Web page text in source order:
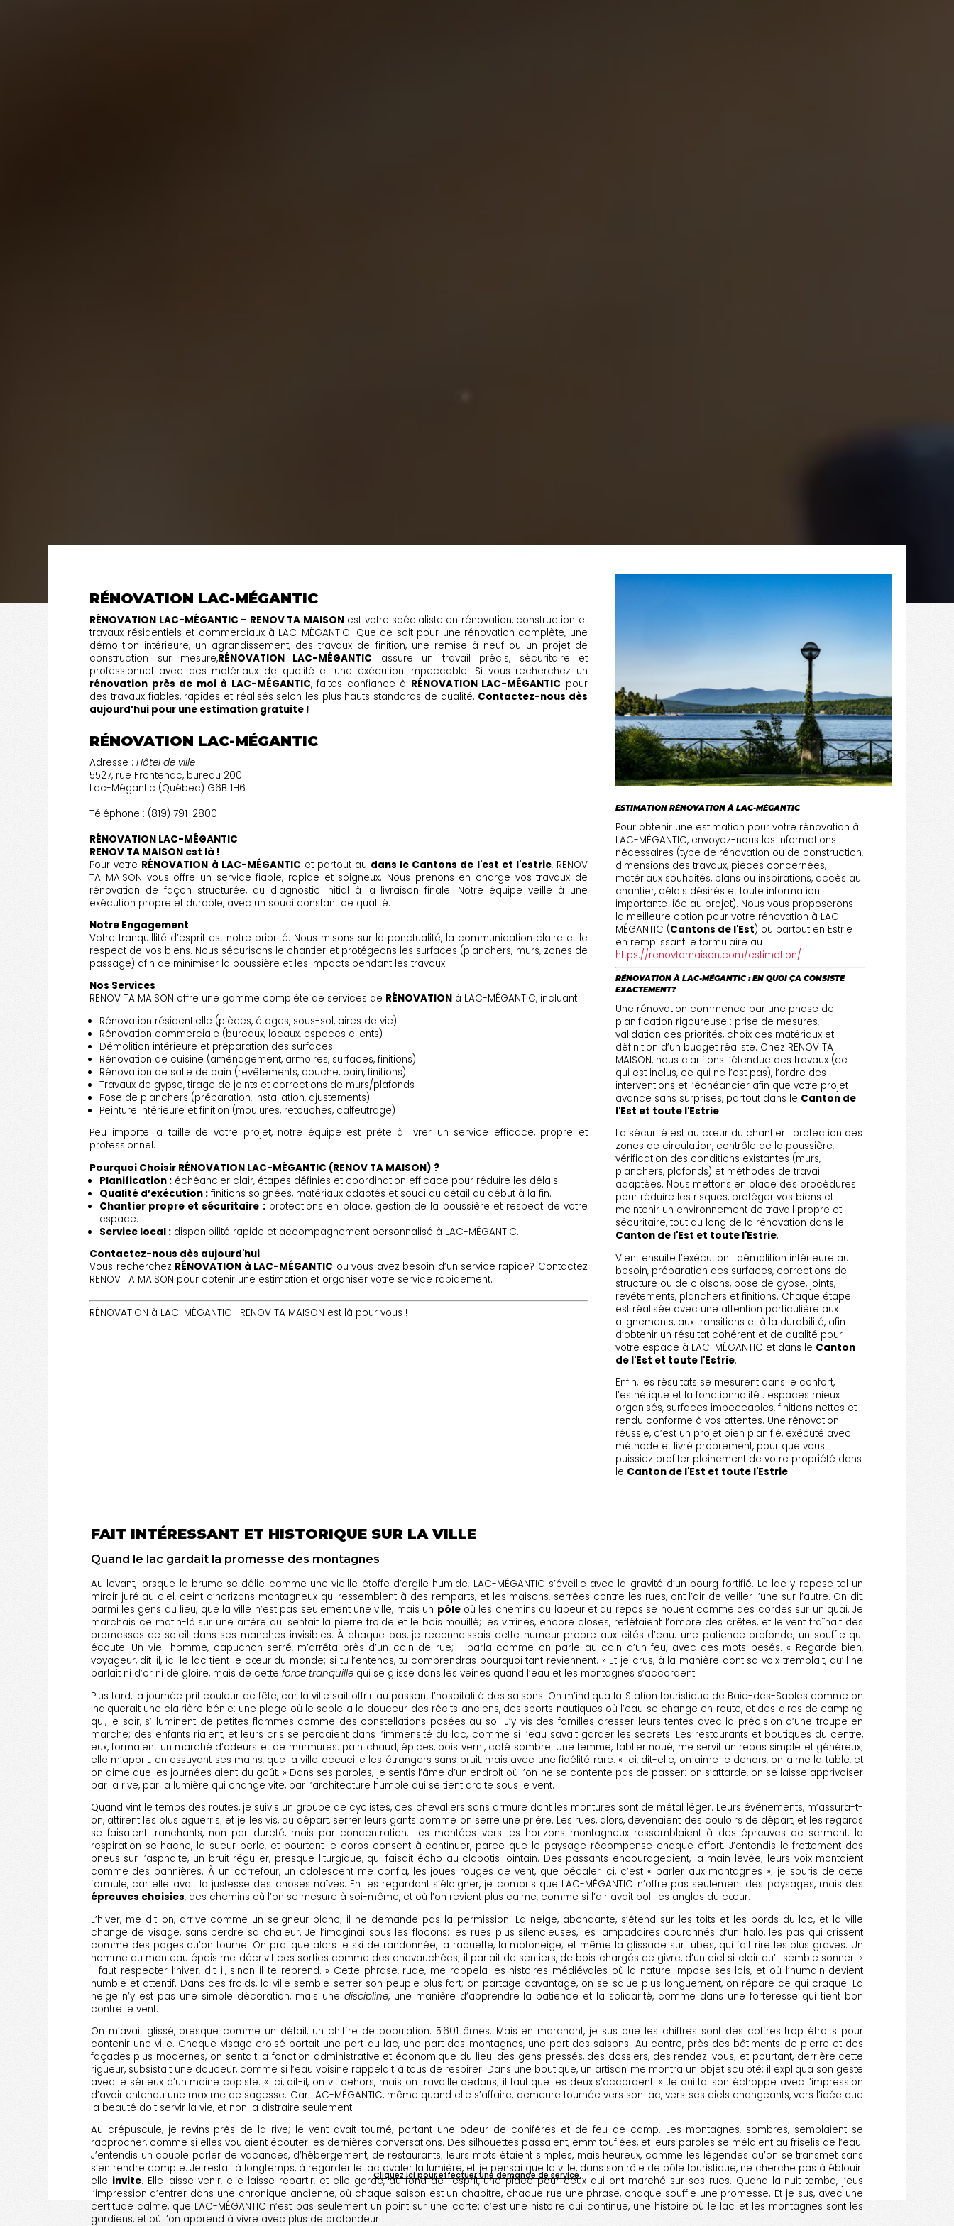
RÉNOVATION LAC-MÉGANTIC
RÉNOVATION LAC-MÉGANTIC – RENOV TA MAISONest votre spécialiste en rénovation, construction et
travaux résidentiels et commerciaux à LAC-MÉGANTIC. Que ce soit pour une rénovation complète, une
démolition intérieure, un agrandissement, des travaux de finition, une remise à neuf ou un projet de
construction sur mesure,RÉNOVATION LAC-MÉGANTIC assure un travail précis, sécuritaire et
professionnel avec des matériaux de qualité et une exécution impeccable. Si vous recherchez un
rénovation près de moi à LAC-MÉGANTIC, faites confiance à RÉNOVATION LAC-MÉGANTIC pour
des travaux fiables, rapides et réalisés selon les plus hauts standards de qualité. Contactez-nous dès
aujourd’hui pour une estimation gratuite !
RÉNOVATION LAC-MÉGANTIC
Adresse :Hôtel de ville
5527, rue Frontenac, bureau 200
Lac-Mégantic (Québec) G6B 1H6
Téléphone : (819) 791-2800
RÉNOVATION LAC-MÉGANTIC
RENOV TA MAISON est là !
Pour votre RÉNOVATION à LAC-MÉGANTIC et partout au dans le Cantons de l'est et l'estrie, RENOV
TA MAISON vous offre un service fiable, rapide et soigneux. Nous prenons en charge vos travaux de
rénovation de façon structurée, du diagnostic initial à la livraison finale. Notre équipe veille à une
exécution propre et durable, avec un souci constant de qualité.
Notre Engagement
Votre tranquillité d’esprit est notre priorité. Nous misons sur la ponctualité, la communication claire et le
respect de vos biens. Nous sécurisons le chantier et protégeons les surfaces (planchers, murs, zones de
passage) afin de minimiser la poussière et les impacts pendant les travaux.
Nos Services
RENOV TA MAISON offre une gamme complète de services de RÉNOVATION à LAC-MÉGANTIC, incluant :
Rénovation résidentielle (pièces, étages, sous-sol, aires de vie)
Rénovation commerciale (bureaux, locaux, espaces clients)
Démolition intérieure et préparation des surfaces
Rénovation de cuisine (aménagement, armoires, surfaces, finitions)
Rénovation de salle de bain (revêtements, douche, bain, finitions)
Travaux de gypse, tirage de joints et corrections de murs/plafonds
Pose de planchers (préparation, installation, ajustements)
Peinture intérieure et finition (moulures, retouches, calfeutrage)
Peu importe la taille de votre projet, notre équipe est prête à livrer un service efficace, propre et
professionnel.
Pourquoi Choisir RÉNOVATION LAC-MÉGANTIC (RENOV TA MAISON) ?
Planification :échéancier clair, étapes définies et coordination efficace pour réduire les délais.
Qualité d’exécution :finitions soignées, matériaux adaptés et souci du détail du début à la fin.
Chantier propre et sécuritaire :protections en place, gestion de la poussière et respect de votre
espace.
Service local :disponibilité rapide et accompagnement personnalisé à LAC-MÉGANTIC.
Contactez-nous dès aujourd'hui
Vous recherchez RÉNOVATION à LAC-MÉGANTIC ou vous avez besoin d’un service rapide? Contactez
RENOV TA MAISON pour obtenir une estimation et organiser votre service rapidement.
RÉNOVATION à LAC-MÉGANTIC : RENOV TA MAISON est là pour vous !
ESTIMATION RÉNOVATION À LAC-MÉGANTIC
Pour obtenir une estimation pour votre rénovation à
LAC-MÉGANTIC, envoyez-nous les informations
nécessaires (type de rénovation ou de construction,
dimensions des travaux, pièces concernées,
matériaux souhaités, plans ou inspirations, accès au
chantier, délais désirés et toute information
importante liée au projet). Nous vous proposerons
la meilleure option pour votre rénovation à LAC-
MÉGANTIC (Cantons de l'Est) ou partout en Estrie
en remplissant le formulaire au
https://renovtamaison.com/estimation/
RÉNOVATION À LAC-MÉGANTIC : EN QUOI ÇA CONSISTE
EXACTEMENT?
Une rénovation commence par une phase de
planification rigoureuse : prise de mesures,
validation des priorités, choix des matériaux et
définition d’un budget réaliste. Chez RENOV TA
MAISON, nous clarifions l’étendue des travaux (ce
qui est inclus, ce qui ne l’est pas), l’ordre des
interventions et l’échéancier afin que votre projet
avance sans surprises, partout dans le Canton de
l'Est et toute l'Estrie.
La sécurité est au cœur du chantier : protection des
zones de circulation, contrôle de la poussière,
vérification des conditions existantes (murs,
planchers, plafonds) et méthodes de travail
adaptées. Nous mettons en place des procédures
pour réduire les risques, protéger vos biens et
maintenir un environnement de travail propre et
sécuritaire, tout au long de la rénovation dans le
Canton de l'Est et toute l'Estrie.
Vient ensuite l’exécution : démolition intérieure au
besoin, préparation des surfaces, corrections de
structure ou de cloisons, pose de gypse, joints,
revêtements, planchers et finitions. Chaque étape
est réalisée avec une attention particulière aux
alignements, aux transitions et à la durabilité, afin
d’obtenir un résultat cohérent et de qualité pour
votre espace à LAC-MÉGANTIC et dans le Canton
de l'Est et toute l'Estrie.
Enfin, les résultats se mesurent dans le confort,
l’esthétique et la fonctionnalité : espaces mieux
organisés, surfaces impeccables, finitions nettes et
rendu conforme à vos attentes. Une rénovation
réussie, c’est un projet bien planifié, exécuté avec
méthode et livré proprement, pour que vous
puissiez profiter pleinement de votre propriété dans
le Canton de l'Est et toute l'Estrie.
FAIT INTÉRESSANT ET HISTORIQUE SUR LA VILLE
Quand le lac gardait la promesse des montagnes
Au levant, lorsque la brume se délie comme une vieille étoffe d’argile humide, LAC-MÉGANTIC s’éveille avec la gravité d’un bourg fortifié. Le lac y repose tel un
miroir juré au ciel, ceint d’horizons montagneux qui ressemblent à des remparts, et les maisons, serrées contre les rues, ont l’air de veiller l’une sur l’autre. On dit,
parmi les gens du lieu, que la ville n’est pas seulement une ville, mais un pôleoù les chemins du labeur et du repos se nouent comme des cordes sur un quai. Je
marchais ce matin-là sur une artère qui sentait la pierre froide et le bois mouillé; les vitrines, encore closes, reflétaient l’ombre des crêtes, et le vent traînait des
promesses de soleil dans ses manches invisibles. À chaque pas, je reconnaissais cette humeur propre aux cités d’eau: une patience profonde, un souffle qui
écoute. Un vieil homme, capuchon serré, m’arrêta près d’un coin de rue; il parla comme on parle au coin d’un feu, avec des mots pesés. « Regarde bien,
voyageur, dit-il, ici le lac tient le cœur du monde; si tu l’entends, tu comprendras pourquoi tant reviennent. » Et je crus, à la manière dont sa voix tremblait, qu’il ne
parlait ni d’or ni de gloire, mais de cette force tranquillequi se glisse dans les veines quand l’eau et les montagnes s’accordent.
Plus tard, la journée prit couleur de fête, car la ville sait offrir au passant l’hospitalité des saisons. On m’indiqua la Station touristique de Baie-des-Sables comme on
indiquerait une clairière bénie: une plage où le sable a la douceur des récits anciens, des sports nautiques où l’eau se change en route, et des aires de camping
qui, le soir, s’illuminent de petites flammes comme des constellations posées au sol. J’y vis des familles dresser leurs tentes avec la précision d’une troupe en
marche; des enfants riaient, et leurs cris se perdaient dans l’immensité du lac, comme si l’eau savait garder les secrets. Les restaurants et boutiques du centre,
eux, formaient un marché d’odeurs et de murmures: pain chaud, épices, bois verni, café sombre. Une femme, tablier noué, me servit un repas simple et généreux;
elle m’apprit, en essuyant ses mains, que la ville accueille les étrangers sans bruit, mais avec une fidélité rare. « Ici, dit-elle, on aime le dehors, on aime la table, et
on aime que les journées aient du goût. » Dans ses paroles, je sentis l’âme d’un endroit où l’on ne se contente pas de passer: on s’attarde, on se laisse apprivoiser
par la rive, par la lumière qui change vite, par l’architecture humble qui se tient droite sous le vent.
Quand vint le temps des routes, je suivis un groupe de cyclistes, ces chevaliers sans armure dont les montures sont de métal léger. Leurs événements, m’assura-t-
on, attirent les plus aguerris; et je les vis, au départ, serrer leurs gants comme on serre une prière. Les rues, alors, devenaient des couloirs de départ, et les regards
se faisaient tranchants, non par dureté, mais par concentration. Les montées vers les horizons montagneux ressemblaient à des épreuves de serment: la
respiration se hache, la sueur perle, et pourtant le corps consent à continuer, parce que le paysage récompense chaque effort. J’entendis le frottement des
pneus sur l’asphalte, un bruit régulier, presque liturgique, qui faisait écho au clapotis lointain. Des passants encourageaient, la main levée; leurs voix montaient
comme des bannières. À un carrefour, un adolescent me confia, les joues rouges de vent, que pédaler ici, c’est « parler aux montagnes »; je souris de cette
formule, car elle avait la justesse des choses naïves. En les regardant s’éloigner, je compris que LAC-MÉGANTIC n’offre pas seulement des paysages, mais des
épreuves choisies, des chemins où l’on se mesure à soi-même, et où l’on revient plus calme, comme si l’air avait poli les angles du cœur.
L’hiver, me dit-on, arrive comme un seigneur blanc; il ne demande pas la permission. La neige, abondante, s’étend sur les toits et les bords du lac, et la ville
change de visage, sans perdre sa chaleur. Je l’imaginai sous les flocons: les rues plus silencieuses, les lampadaires couronnés d’un halo, les pas qui crissent
comme des pages qu’on tourne. On pratique alors le ski de randonnée, la raquette, la motoneige; et même la glissade sur tubes, qui fait rire les plus graves. Un
homme au manteau épais me décrivit ces sorties comme des chevauchées; il parlait de sentiers, de bois chargés de givre, d’un ciel si clair qu’il semble sonner. «
Il faut respecter l’hiver, dit-il, sinon il te reprend. » Cette phrase, rude, me rappela les histoires médiévales où la nature impose ses lois, et où l’humain devient
humble et attentif. Dans ces froids, la ville semble serrer son peuple plus fort; on partage davantage, on se salue plus longuement, on répare ce qui craque. La
neige n’y est pas une simple décoration, mais une discipline, une manière d’apprendre la patience et la solidarité, comme dans une forteresse qui tient bon
contre le vent.
On m’avait glissé, presque comme un détail, un chiffre de population: 5 601 âmes. Mais en marchant, je sus que les chiffres sont des coffres trop étroits pour
contenir une ville. Chaque visage croisé portait une part du lac, une part des montagnes, une part des saisons. Au centre, près des bâtiments de pierre et des
façades plus modernes, on sentait la fonction administrative et économique du lieu: des gens pressés, des dossiers, des rendez-vous; et pourtant, derrière cette
rigueur, subsistait une douceur, comme si l’eau voisine rappelait à tous de respirer. Dans une boutique, un artisan me montra un objet sculpté; il expliqua son geste
avec le sérieux d’un moine copiste. « Ici, dit-il, on vit dehors, mais on travaille dedans; il faut que les deux s’accordent. » Je quittai son échoppe avec l’impression
d’avoir entendu une maxime de sagesse. Car LAC-MÉGANTIC, même quand elle s’affaire, demeure tournée vers son lac, vers ses ciels changeants, vers l’idée que
la beauté doit servir la vie, et non la distraire seulement.
Au crépuscule, je revins près de la rive; le vent avait tourné, portant une odeur de conifères et de feu de camp. Les montagnes, sombres, semblaient se
rapprocher, comme si elles voulaient écouter les dernières conversations. Des silhouettes passaient, emmitouflées, et leurs paroles se mêlaient au friselis de l’eau.
J’entendis un couple parler de vacances, d’hébergement, de restaurants; leurs mots étaient simples, mais heureux, comme les légendes qu’on se transmet sans
s’en rendre compte. Je restai là longtemps, à regarder le lac avaler la lumière, et je pensai que la ville, dans son rôle de pôle touristique, ne cherche pas à éblouir:
elle invite. Elle laisse venir, elle laisse repartir, et elle garde, au fond de l’esprit, une place pour ceux qui ont marché sur ses rues. Quand la nuit tomba, j’eus
l’impression d’entrer dans une chronique ancienne, où chaque saison est un chapitre, chaque rue une phrase, chaque souffle une promesse. Et je sus, avec une
certitude calme, que LAC-MÉGANTIC n’est pas seulement un point sur une carte: c’est une histoire qui continue, une histoire où le lac et les montagnes sont les
gardiens, et où l’on apprend à vivre avec plus de profondeur.
Cliquez ici pour effectuer une demande de service.